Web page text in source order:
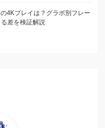
4Kプレイは？グラボ別フレー
差を検証解説